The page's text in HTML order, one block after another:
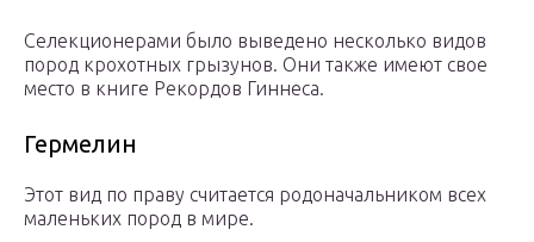
Селекционерами было выведено несколько видов
пород крохотных грызунов. Они также имеют свое
место в книге Рекордов Гиннеса.
Гермелин
Этот вид по праву считается родоначальником всех
маленьких пород в мире.